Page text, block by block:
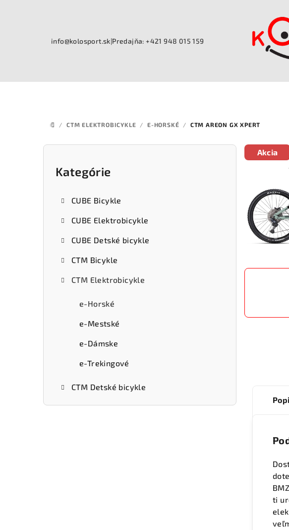
info@kolosport.sk|Predajňa: +421 948 015 159
DOMOV
/ CTM ELEKTROBICYKLE / E-HORSKÉ / CTM AREON GX XPERT
Preskočiť
Kategórie
CUBE Bicykle
CUBE Elektrobicykle
CUBE Detské bicykle
CTM Bicykle
CTM Elektrobicykle
e-Horské
e-Mestské
e-Dámske
e-Trekingové
CTM Detské bicykle
Akcia
ti